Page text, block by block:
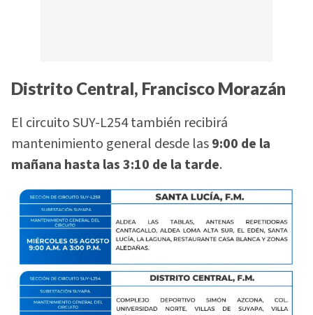
Distrito Central, Francisco Morazán
El circuito SUY-L254 también recibirá
mantenimiento general desde las9:00 de la
mañana hasta las 3:10 de la tarde.